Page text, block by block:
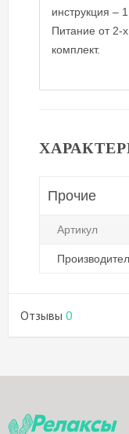
инструкция –
Питание от 2-
комплект.
Прочие
Артикул
Отзывы 0